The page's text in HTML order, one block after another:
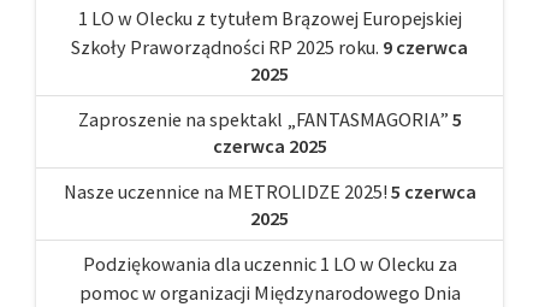
1 LO w Olecku z tytułem Brązowej Europejskiej
Szkoły Praworządności RP 2025 roku. 9 czerwca
2025
Zaproszenie na spektakl „FANTASMAGORIA” 5
czerwca 2025
Nasze uczennice na METROLIDZE 2025! 5 czerwca
2025
Podziękowania dla uczennic 1 LO w Olecku za
pomoc w organizacji Międzynarodowego Dnia